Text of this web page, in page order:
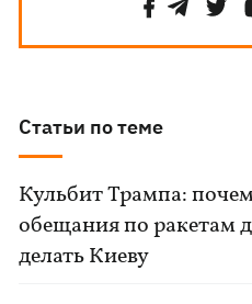
Статьи по теме
Кульбит Трампа:
обещания по ракетам
делать Киеву